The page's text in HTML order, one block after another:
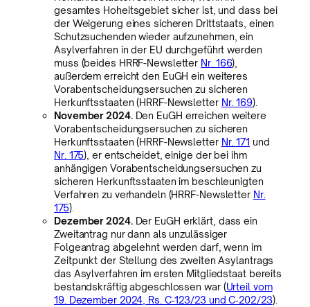
gesamtes Hoheitsgebiet sicher ist, und dass bei
der Weigerung eines sicheren Drittstaats, einen
Schutzsuchenden wieder aufzunehmen, ein
Asylverfahren in der EU durchgeführt werden
muss (beides HRRF-Newsletter Nr. 166),
außerdem erreicht den EuGH ein weiteres
Vorabentscheidungsersuchen zu sicheren
Herkunftsstaaten (HRRF-Newsletter Nr. 169).
November 2024.Den EuGH erreichen weitere
Vorabentscheidungsersuchen zu sicheren
Herkunftsstaaten (HRRF-Newsletter Nr. 171 und
Nr. 175), er entscheidet, einige der bei ihm
anhängigen Vorabentscheidungsersuchen zu
sicheren Herkunftsstaaten im beschleunigten
Verfahren zu verhandeln (HRRF-Newsletter Nr.
175).
Dezember 2024.Der EuGH erklärt, dass ein
Zweitantrag nur dann als unzulässiger
Folgeantrag abgelehnt werden darf, wenn im
Zeitpunkt der Stellung des zweiten Asylantrags
das Asylverfahren im ersten Mitgliedstaat bereits
bestandskräftig abgeschlossen war (Urteil vom
19. Dezember 2024, Rs. C‑123/23 und C‑202/23).